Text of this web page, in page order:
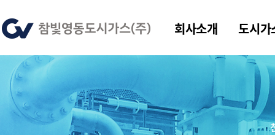
회사소개 도시가